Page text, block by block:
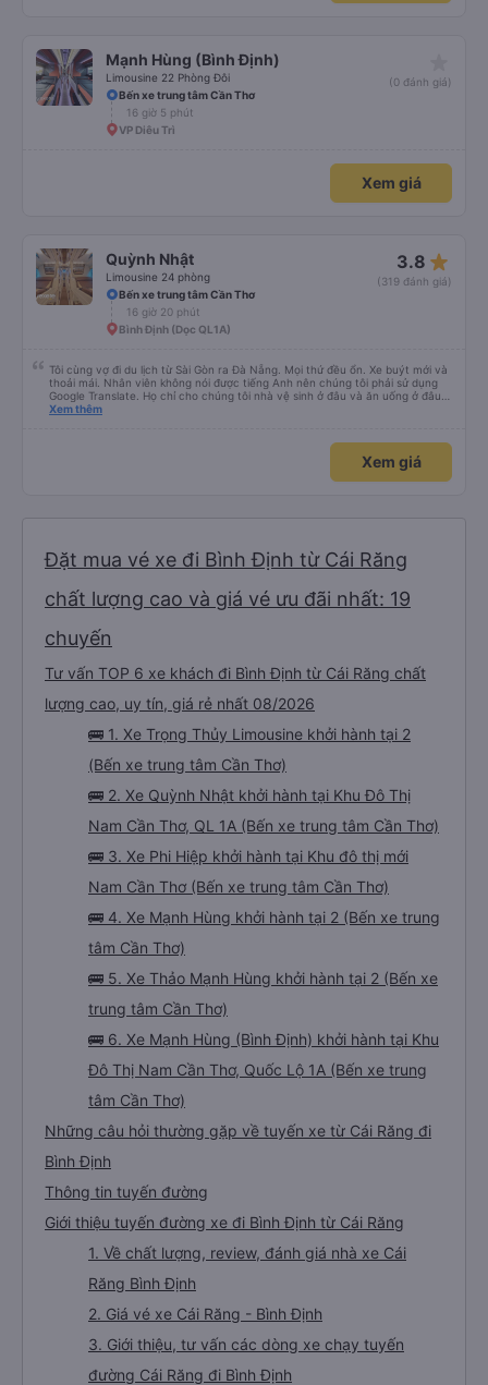
Mạnh Hùng (Bình Định)
Limousine 22 Phòng Đôi
(0 đánh giá)
Bến xe trung tâm Cần Thơ
16 giờ 5 phút
VP Diêu Trì
Xem giá
Quỳnh Nhật
Limousine 24 phòng
3.8 star_rate
(319 đánh giá)
Bến xe trung tâm Cần Thơ
16 giờ 20 phút
Bình Định (Dọc QL1A)
Tôi cùng vợ đi du lịch từ Sài Gòn ra Đà Nẵng. Mọi thứ đều ổn. Xe buýt mới và
thoải mái. Nhân viên không nói được tiếng Anh nên chúng tôi phải sử dụng
Google Translate. Họ chỉ cho chúng tôi nhà vệ sinh ở đâu và ăn uống ở đâu.
Xe buýt dừng 4 lần trong chuyến đi 16 giờ của chúng tôi. Chúng tôi đến sớm
nhưng chúng tôi không hiểu được tiếng Việt. Người quản lý trong khách sạn
Xem thêm
Xem giá
Đặt mua vé xe đi Bình Định từ Cái Răng
chất lượng cao và giá vé ưu đãi nhất: 19
chuyến
Tư vấn TOP 6 xe khách đi Bình Định từ Cái Răng chất
lượng cao, uy tín, giá rẻ nhất 08/2026
🚌 1. Xe Trọng Thủy Limousine khởi hành tại 2
(Bến xe trung tâm Cần Thơ)
🚌 2. Xe Quỳnh Nhật khởi hành tại Khu Đô Thị
Nam Cần Thơ, QL 1A (Bến xe trung tâm Cần Thơ)
🚌 3. Xe Phi Hiệp khởi hành tại Khu đô thị mới
Nam Cần Thơ (Bến xe trung tâm Cần Thơ)
🚌 4. Xe Mạnh Hùng khởi hành tại 2 (Bến xe trung
tâm Cần Thơ)
🚌 5. Xe Thảo Mạnh Hùng khởi hành tại 2 (Bến xe
trung tâm Cần Thơ)
🚌 6. Xe Mạnh Hùng (Bình Định) khởi hành tại Khu
Đô Thị Nam Cần Thơ, Quốc Lộ 1A (Bến xe trung
tâm Cần Thơ)
Những câu hỏi thường gặp về tuyến xe từ Cái Răng đi
Bình Định
Thông tin tuyến đường
Giới thiệu tuyến đường xe đi Bình Định từ Cái Răng
1. Về chất lượng, review, đánh giá nhà xe Cái
Răng Bình Định
2. Giá vé xe Cái Răng - Bình Định
3. Giới thiệu, tư vấn các dòng xe chạy tuyến
đường Cái Răng đi Bình Định